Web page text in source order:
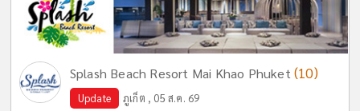
Splash Beach Resort Mai Khao Phuket (10)
Update ภูเก็ต , 05 ส.ค. 69